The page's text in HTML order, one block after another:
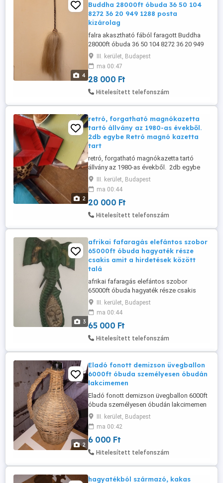
4
Buddha 28000ft óbuda 36 50 104
8272 36 20 949 1288 posta
kizárolag
falra akasztható fából faragott Buddha
28000ft óbuda 36 50 104 8272 36 20 949
1288 posta kizárolag előre fizetés után
mpl csomagautomatába +3000ft
Valószínűleg trópusi keményfa. Keleti
vagy délkelet-ázsiai ihletésű dekoráció. A
maszk egy téglalap alakú fatáblába van
III. kerület, Budapest
ma 00:47
28 000 Ft
Hitelesített telefonszám
2
retró, forgatható magnókazetta
tartó állvány az 1980-as évekből.
2db egybe Retró magnó kazetta
tart
retró, forgatható magnókazetta tartó
állvány az 1980-as évekből. 2db egybe
Retró magnó kazetta tartó, forgatható,
hibátlan állapotban az 1980-as évekből. A
szerkezet kocka alakú, piros és fekete
részekből áll. Segít rendszerezni és
stílusosan bemutatni a
személyesen is ...
III. kerület, Budapest
ma 00:44
20 000 Ft
Hitelesített telefonszám
3
afrikai fafaragás elefántos szobor
65000ft óbuda hagyaték része
csakis amit a hirdetések között
talá
afrikai fafaragás elefántos szobor
65000ft óbuda hagyaték része csakis
amit a hirdetések között találsz az van
eladó személyesen óbudán lakcimemen
36 50 104 8272
III. kerület, Budapest
ma 00:44
65 000 Ft
Hitelesített telefonszám
2
Eladó fonott demizson üvegballon
6000ft óbuda személyesen óbudán
lakcimemen
Eladó fonott demizson üvegballon 6000ft
óbuda személyesen óbudán lakcimemen
vagy előre fizetés után mpl
csomagautomata +3000ft 36 50 104 8272
Egyedi, kézműves formavilág és rusztikus
megjelenés.
III. kerület, Budapest
ma 00:42
6 000 Ft
Hitelesített telefonszám
hagyatékból származó, kakas